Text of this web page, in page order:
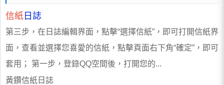
信紙 日誌
第三步，在日誌編輯界面，點擊“選擇信紙”，即可打開信紙界
面，查看並選擇您喜愛的信紙，點擊頁面右下角“確定”，即可
套用； 第一步，登錄QQ空間後，打開您的...
黃鑽信紙日誌